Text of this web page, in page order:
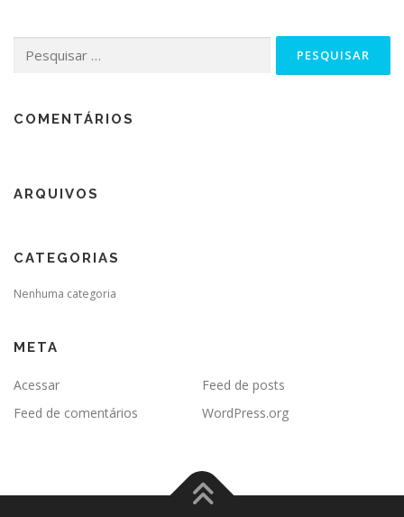
por:
COMENTÁRIOS
ARQUIVOS
CATEGORIAS
Nenhuma categoria
META
Acessar
Feed de posts
Feed de comentários
WordPress.org